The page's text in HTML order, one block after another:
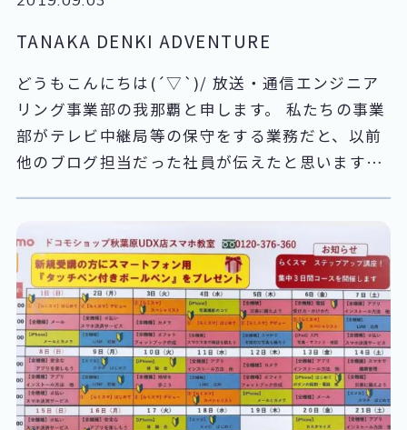
TANAKA DENKI ADVENTURE
どうもこんにちは(´▽`)/ 放送・通信エンジニア
リング事業部の我那覇と申します。 私たちの事業
部がテレビ中継局等の保守をする業務だと、以前
他のブログ担当だった社員が伝えたと思います。
いは車で横付けして行くことができます。 しか
し、中には登山して訪れる箇所もあります。 ↓の
写真は神奈川県の某所にある中継局にむかう途中
の登局路です。